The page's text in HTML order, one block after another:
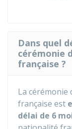
Dans quel
cérémonie
française ?
La cérémonie
française est
délai de 6